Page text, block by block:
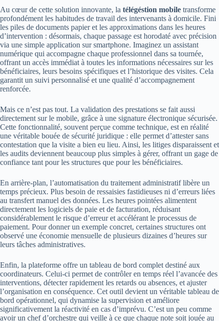
Au cœur de cette solution innovante, la télégéstion mobile transforme
profondément les habitudes de travail des intervenants à domicile. Fini
les piles de documents papier et les approximations dans les heures
d’intervention : désormais, chaque passage est horodaté avec précision
via une simple application sur smartphone. Imaginez un assistant
numérique qui accompagne chaque professionnel dans sa tournée,
offrant un accès immédiat à toutes les informations nécessaires sur les
bénéficiaires, leurs besoins spécifiques et l’historique des visites. Cela
garantit un suivi personnalisé et une qualité d’accompagnement
renforcée.
Mais ce n’est pas tout. La validation des prestations se fait aussi
directement sur le mobile, grâce à une signature électronique sécurisée.
Cette fonctionnalité, souvent perçue comme technique, est en réalité
une véritable bouée de sécurité juridique : elle permet d’attester sans
contestation que la visite a bien eu lieu. Ainsi, les litiges disparaissent et
les audits deviennent beaucoup plus simples à gérer, offrant un gage de
confiance tant pour les structures que pour les bénéficiaires.
En arrière-plan, l’automatisation du traitement administratif libère un
temps précieux. Plus besoin de ressaisies fastidieuses ni d’erreurs liées
au transfert manuel des données. Les heures pointées alimentent
directement les logiciels de paie et de facturation, réduisant
considérablement le risque d’erreur et accélérant le processus de
paiement. Pour donner un exemple concret, certaines structures ont
observé une économie mensuelle de plusieurs dizaines d’heures sur
leurs tâches administratives.
Enfin, la plateforme offre un tableau de bord complet destiné aux
coordinateurs. Celui-ci permet de contrôler en temps réel l’avancée des
interventions, détecter rapidement les retards ou absences, et ajuster
l’organisation en conséquence. Cet outil devient un véritable tableau de
bord opérationnel, qui dynamise la supervision et améliore
significativement la réactivité en cas d’imprévu. C’est un peu comme
avoir un chef d’orchestre qui veille à ce que chaque note soit jouée au